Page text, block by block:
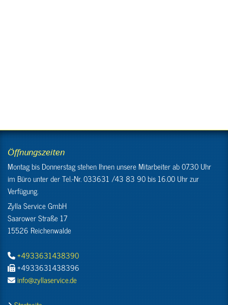
Öffnungszeiten
Montag bis Donnerstag stehen Ihnen unsere Mitarbeiter ab 07.30 Uhr
im Büro unter der Tel.-Nr. 033631 /43 83 90 bis 16.00 Uhr zur
Verfügung.
Zylla Service GmbH
Saarower Straße 17
15526 Reichenwalde
 +4933631438390
 +4933631438396
 info@zyllaservice.de